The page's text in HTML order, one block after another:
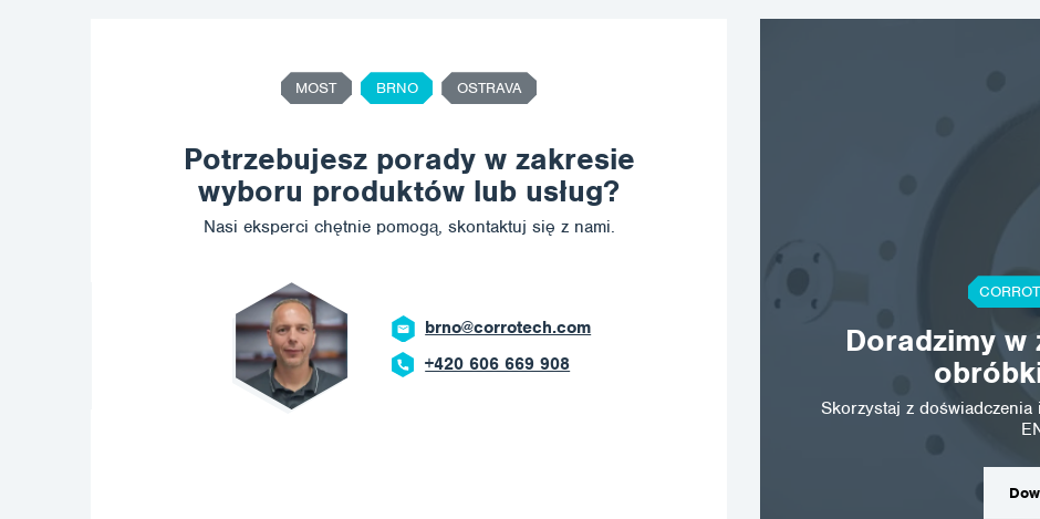
MOST BRNO OSTRAVA
Potrzebujesz porady w zakresie
wyboru produktów lub usług?
Nasi eksperci chętnie pomogą, skontaktuj się z nami.
brno@corrotech.com
+420 606 669 908
+420 602 789
Doradzimy
Skorzystaj z doświadczenia